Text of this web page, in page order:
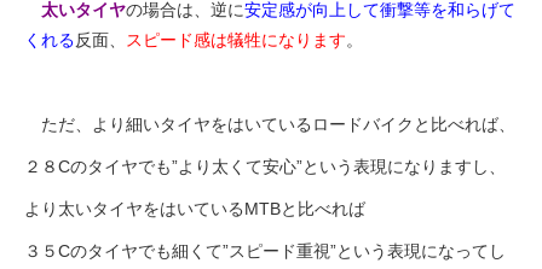
太いタイヤの場合は、逆に安定感が向上して衝撃等を和らげて
くれる反面 スピード感は犠牲になります。
ただ、より細いタイヤをはいているロードバイクと比べれば、
２８Cのタイヤでも”より太くて安心”という表現になりますし、
より太いタイヤをはいているMTBと比べれば
３５Cのタイヤでも細くて”スピード重視”という表現になってし